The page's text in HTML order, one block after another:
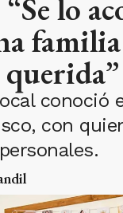
lo
conoció
con